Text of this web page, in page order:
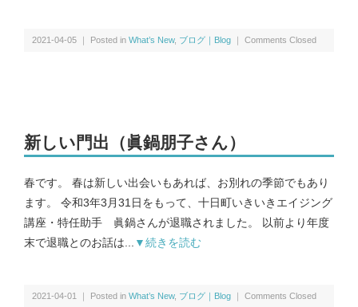
2021-04-05 ｜ Posted in What’s New, ブログ｜Blog ｜ Comments Closed
新しい門出（眞鍋朋子さん）
春です。 春は新しい出会いもあれば、お別れの季節でもあり
ます。 令和3年3月31日をもって、十日町いきいきエイジング
講座・特任助手 眞鍋さんが退職されました。 以前より年度
末で退職とのお話は...
▼続きを読む
2021-04-01 ｜ Posted in What’s New, ブログ｜Blog ｜ Comments Closed